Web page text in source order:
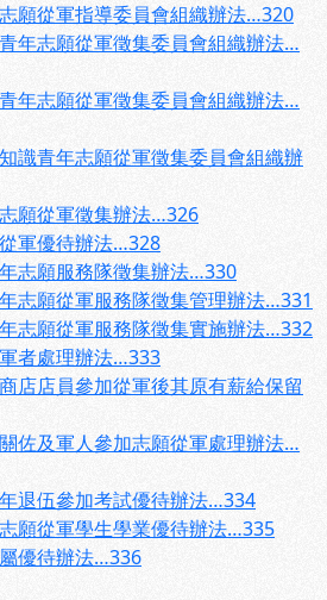
願從軍指導委員會組織辦法…320
年志願從軍徵集委員會組織辦法…
年志願從軍徵集委員會組織辦法…
識青年志願從軍徵集委員會組織辦
願從軍徵集辦法…326
軍優待辦法…328
志願服務隊徵集辦法…330
志願從軍服務隊徵集管理辦法…331
年志願從軍服務隊徵集實施辦法…332
者處理辦法…333
店店員參加從軍後其原有薪給保留
佐及軍人參加志願從軍處理辦法…
退伍參加考試優待辦法…334
願從軍學生學業優待辦法…335
優待辦法…336